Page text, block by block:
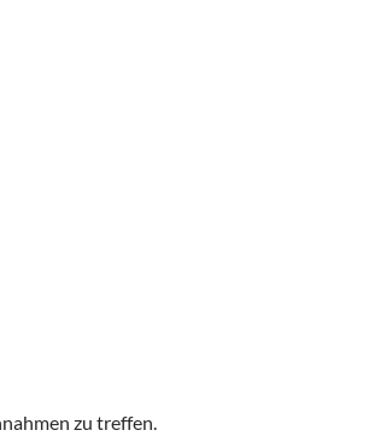
zu treffen.